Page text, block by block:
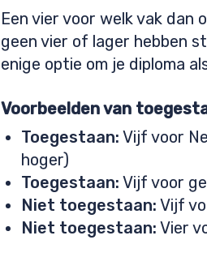
Een vier voor welk vak dan
geen vier of lager hebben
enige optie om je diploma
Voorbeelden van
Toegestaan: Vijf voor
hoger)
Toegestaan: Vijf voor
Niet toegestaan: Vijf
Niet toegestaan: Vier